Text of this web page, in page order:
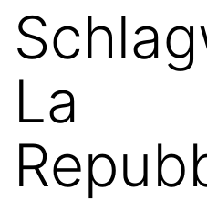
La